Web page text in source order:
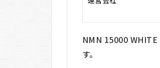
徴
5
NMN
WHITE
NMN 15000
す。